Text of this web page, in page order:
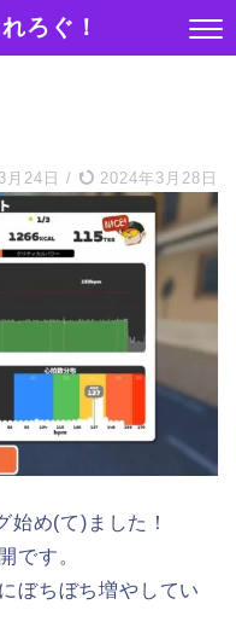
ろぐ！
月24日 / 2024年3月28日
始め(て)ました！
です。
ぼちぼち増やしてい